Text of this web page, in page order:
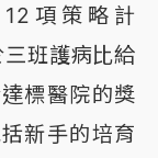
項策略計
班護病比給
標醫院的獎
新手的培育